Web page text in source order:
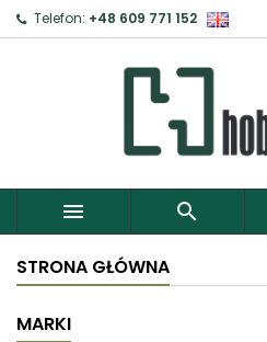
Telefon: +48 609 771 152
 
STRONA GŁÓWNA
MARKI